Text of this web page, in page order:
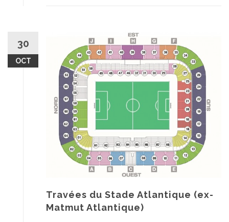
30
OCT
Travées du Stade Atlantique (ex-
Matmut Atlantique)